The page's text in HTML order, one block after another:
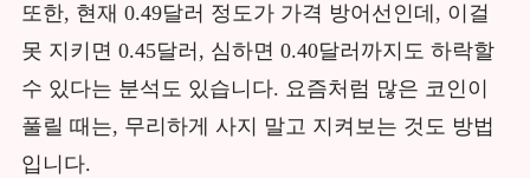
또한, 현재 0.49달러 정도가 가격 방어선인데, 이걸
못 지키면 0.45달러, 심하면 0.40달러까지도 하락할
수 있다는 분석도 있습니다. 요즘처럼 많은 코인이
풀릴 때는, 무리하게 사지 말고 지켜보는 것도 방법
입니다.